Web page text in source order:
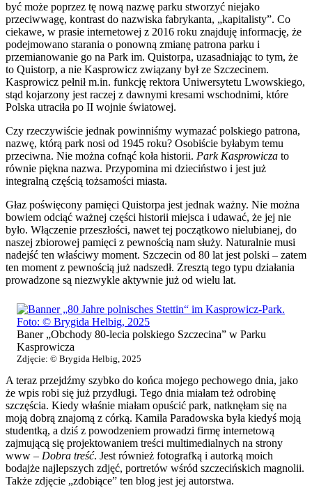
być może poprzez tę nową nazwę parku stworzyć niejako
przeciwwagę, kontrast do nazwiska fabrykanta, „kapitalisty”. Co
ciekawe, w prasie internetowej z 2016 roku znajduję informację, że
podejmowano starania o ponowną zmianę patrona parku i
przemianowanie go na Park im. Quistorpa, uzasadniając to tym, że
to Quistorp, a nie Kasprowicz związany był ze Szczecinem.
Kasprowicz pełnił m.in. funkcję rektora Uniwersytetu Lwowskiego,
stąd kojarzony jest raczej z dawnymi kresami wschodnimi, które
Polska utraciła po II wojnie światowej.
Czy rzeczywiście jednak powinniśmy wymazać polskiego patrona,
nazwę, którą park nosi od 1945 roku? Osobiście byłabym temu
przeciwna. Nie można cofnąć koła historii. Park Kasprowicza to
równie piękna nazwa. Przypomina mi dzieciństwo i jest już
integralną częścią tożsamości miasta.
Głaz poświęcony pamięci Quistorpa jest jednak ważny. Nie można
bowiem odciąć ważnej części historii miejsca i udawać, że jej nie
było. Włączenie przeszłości, nawet tej początkowo nielubianej, do
naszej zbiorowej pamięci z pewnością nam służy. Naturalnie musi
nadejść ten właściwy moment. Szczecin od 80 lat jest polski – zatem
ten moment z pewnością już nadszedł. Zresztą tego typu działania
prowadzone są niezwykle aktywnie już od wielu lat.
Baner „Obchody 80-lecia polskiego Szczecina” w Parku
Kasprowicza
Zdjęcie: © Brygida Helbig, 2025
A teraz przejdźmy szybko do końca mojego pechowego dnia, jako
że wpis robi się już przydługi. Tego dnia miałam też odrobinę
szczęścia. Kiedy właśnie miałam opuścić park, natknęłam się na
moją dobrą znajomą z córką. Kamila Paradowska była kiedyś moją
studentką, a dziś z powodzeniem prowadzi firmę internetową
zajmującą się projektowaniem treści multimedialnych na strony
www – Dobra treść. Jest również fotografką i autorką moich
bodajże najlepszych zdjęć, portretów wśród szczecińskich magnolii.
Także zdjęcie „zdobiące” ten blog jest jej autorstwa.